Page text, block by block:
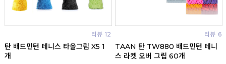
리뷰 12
탄 배드민턴 테니스 타올그립 X5 1
개
리뷰 6
TAAN 탄 TW880 배드민턴 테니
스 라켓 오버 그립 60개